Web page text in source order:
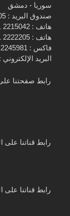
سوريا - دمشق
صندوق البريد : 1305
هاتف : 2215042 11 963+
هاتف : 2222205 11 963+
فاكس : 2245981 11 963+
البريد
رابط صفحتنا
رابط قناتنا على
رابط قناتنا على